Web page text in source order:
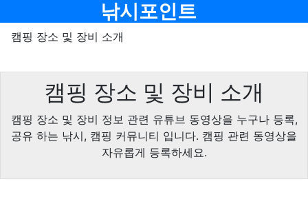
낚시포인트
캠핑 장소 및 장비 소개
캠핑 장소 및 장비 소개
캠핑 장소 및 장비 정보 관련 유튜브 동영상을 누구나 등록,
공유 하는 낚시, 캠핑 커뮤니티 입니다. 캠핑 관련 동영상을
자유롭게 등록하세요.